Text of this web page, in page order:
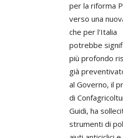
per la riforma
verso una
che per l'Italia
potrebbe
più profondo
già
al Governo, il
di
Guidi, ha
strumenti di